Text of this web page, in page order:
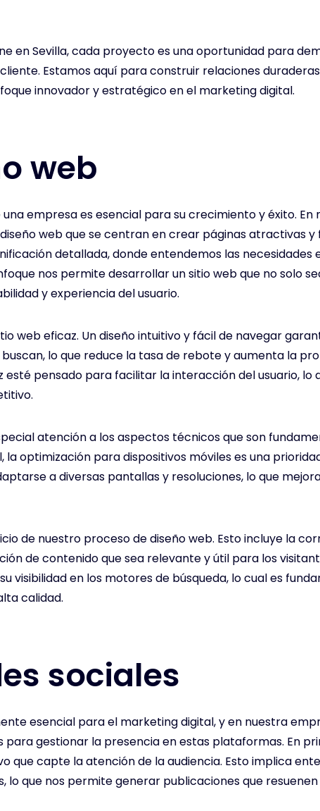
en Sevilla, cada proyecto es una oportunidad para
Estamos aquí para construir relaciones
innovador y estratégico en el marketing digital.
web
empresa es esencial para su crecimiento y éxito.
web que se centran en crear páginas atractivas y
detallada, donde entendemos las necesidades
nos permite desarrollar un sitio web que no solo
y experiencia del usuario.
web eficaz. Un diseño intuitivo y fácil de navegar
lo que reduce la tasa de rebote y aumenta la
pensado para facilitar la interacción del usuario, lo
atención a los aspectos técnicos que son
la optimización para dispositivos móviles es una
a diversas pantallas y resoluciones, lo que
de nuestro proceso de diseño web. Esto incluye la
de contenido que sea relevante y útil para los
visibilidad en los motores de búsqueda, lo cual es
calidad.
sociales
esencial para el marketing digital, y en nuestra
gestionar la presencia en estas plataformas. En
capte la atención de la audiencia. Esto implica
lo que nos permite generar publicaciones que